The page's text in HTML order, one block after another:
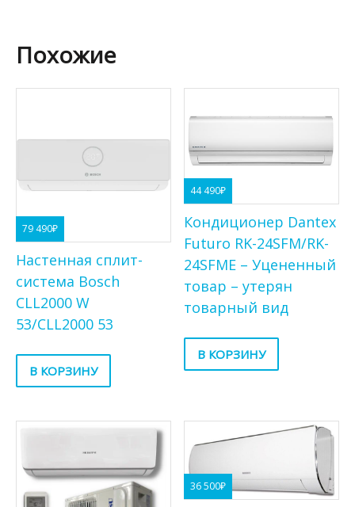
Похожие
79 490₽
Настенная сплит-
система Bosch
CLL2000 W
53/CLL2000 53
В КОРЗИНУ
44 490₽
Кондиционер Dantex
Futuro RK-24SFM/RK-
24SFME – Уцененный
товар – утерян
товарный вид
В КОРЗИНУ
36 500₽